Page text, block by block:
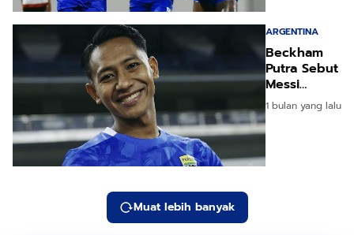
ARGENTINA
Beckham
Putra Sebut
Messi
'Alien',
Jagoan
1 bulan yang lalu
Muat lebih banyak